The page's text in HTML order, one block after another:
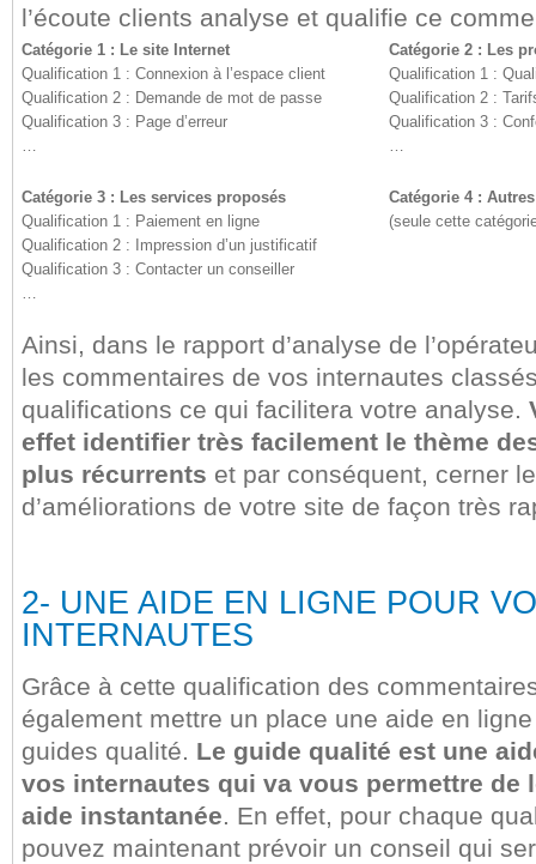
l’écoute clients analyse et qualifie ce
Catégorie 1 : Le site Internet
Qualification 1 : Connexion à l’espace client
Qualification 2 : Demande de mot de passe
Qualification 3 : Page d’erreur
Catégorie 2 : Les
Qualification 1 :
Qualification 2 :
Qualification 3 :
Catégorie 3 : Les services proposés
Qualification 1 : Paiement en ligne
Qualification 2 : Impression d’un justificatif
Qualification 3 : Contacter un conseiller
Catégorie 4 : Autres
(seule cette
Ainsi, dans le rapport d’analyse de
les commentaires de vos internautes
qualifications ce qui facilitera votre analyse.
effet identifier très facilement le thème
plus récurrents et par conséquent, cerner
d’améliorations de votre site de façon très
2- UNE AIDE EN LIGNE POUR
INTERNAUTES
Grâce à cette qualification des
également mettre un place une aide en
guides qualité. Le guide qualité est une
vos internautes qui va vous permettre de
aide instantanée . En effet, pour chaque
pouvez maintenant prévoir un conseil qui